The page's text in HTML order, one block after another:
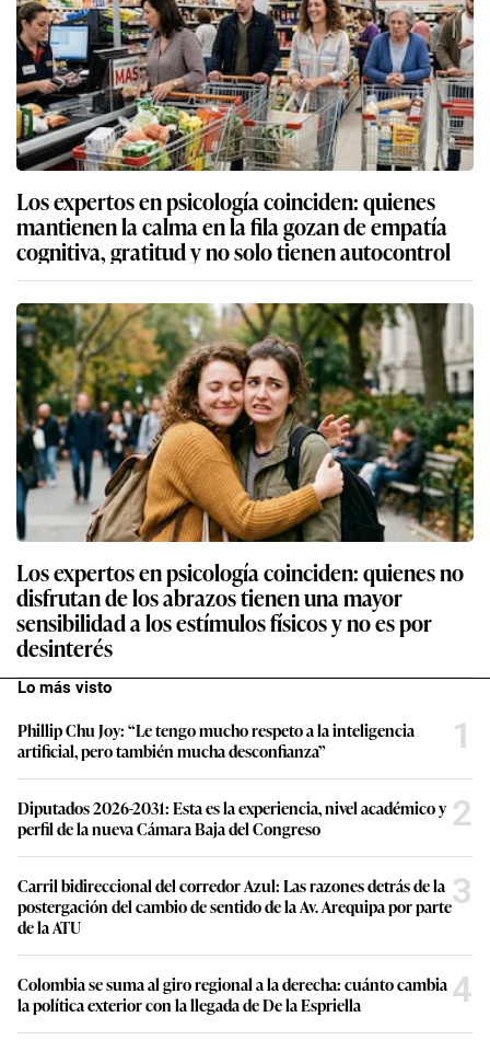
Los expertos en psicología coinciden: quienes
mantienen la calma en la fila gozan de empatía
cognitiva, gratitud y no solo tienen autocontrol
Los expertos en psicología coinciden: quienes no
disfrutan de los abrazos tienen una mayor
sensibilidad a los estímulos físicos y no es por
desinterés
Lo más visto
Phillip Chu Joy: “Le tengo mucho respeto a la inteligencia
artificial, pero también mucha desconfianza”
1
Diputados 2026-2031: Esta es la experiencia, nivel académico y
perfil de la nueva Cámara Baja del Congreso
2
Carril bidireccional del corredor Azul: Las razones detrás de la
postergación del cambio de sentido de la Av. Arequipa por parte
de la ATU
3
Colombia se suma al giro regional a la derecha: cuánto cambia
la política exterior con la llegada de De la Espriella
4